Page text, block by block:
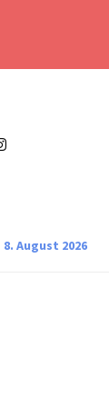
8. August 2026